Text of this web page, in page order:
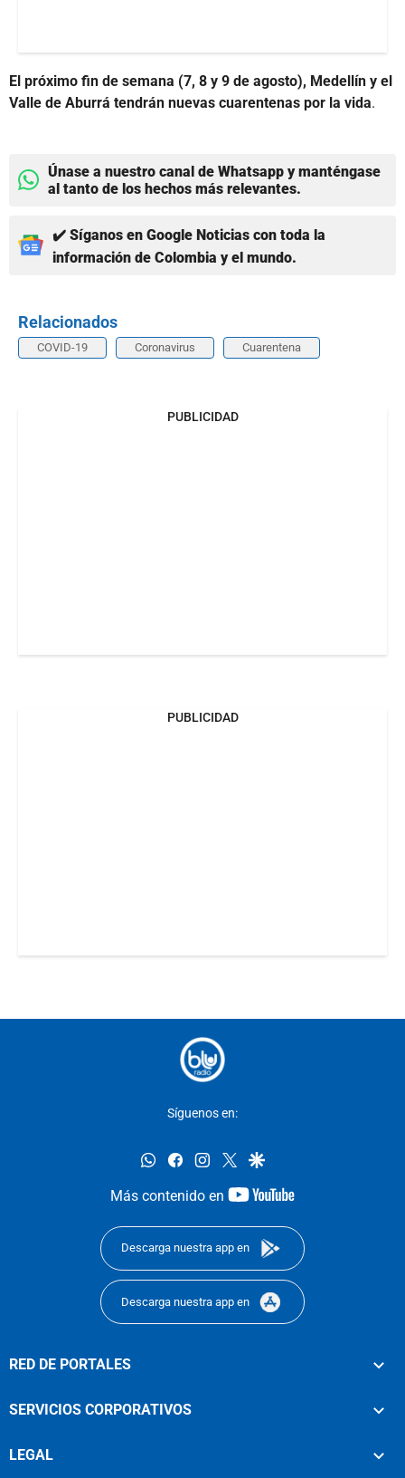
El próximo fin de semana (7, 8 y 9 de agosto), Medellín y el
Valle de Aburrá tendrán nuevas cuarentenas por la vida.
Únase a nuestro canal de Whatsapp y manténgase
al tanto de los hechos más relevantes.
✔️ Síganos en Google Noticias con toda la
información de Colombia y el mundo.
Relacionados
COVID-19 Coronavirus Cuarentena
PUBLICIDAD
PUBLICIDAD
Síguenos en:
whatsappfacebookinstagram
twittergoogle
Más contenido en
youtube-
Descarga nuestra app en
Descarga nuestra app en
RED DE PORTALES
SERVICIOS CORPORATIVOS
LEGAL